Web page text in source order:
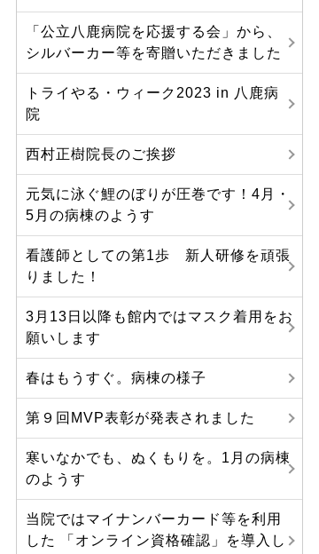
「公立八鹿病院を応援する会」から、
シルバーカー等を寄贈いただきました
トライやる・ウィーク2023 in 八鹿病
院
西村正樹院長のご挨拶
元気に泳ぐ鯉のぼりが圧巻です！4月・
5月の病棟のようす
看護師としての第1歩 新人研修を頑張
りました！
3月13日以降も館内ではマスク着用をお
願いします
春はもうすぐ。病棟の様子
第９回MVP表彰が発表されました
寒いなかでも、ぬくもりを。1月の病棟
のようす
当院ではマイナンバーカード等を利用
した 「オンライン資格確認」を導入し